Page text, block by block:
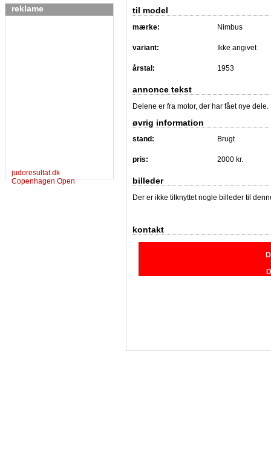
reklame
judoresultat.dk
Copenhagen Open
til model
mærke: Nimbus
variant: Ikke angivet
årstal: 1953
annonce tekst
Delene er fra motor, der har fået nye dele.
øvrig information
stand: Brugt
pris: 2000 kr.
billeder
Der er ikke tilknyttet nogle billeder til
kontakt